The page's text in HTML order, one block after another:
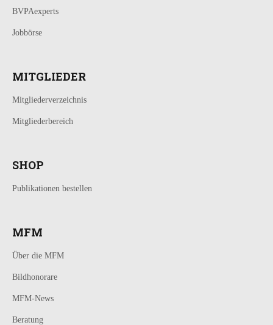
BVPAexperts
Jobbörse
MITGLIEDER
Mitgliederverzeichnis
Mitgliederbereich
SHOP
Publikationen bestellen
MFM
Über die MFM
Bildhonorare
MFM-News
Beratung